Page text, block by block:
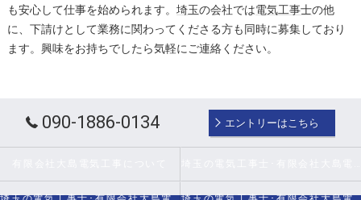
も安心して仕事を始められます。 埼玉の会社では電気工事士の他
に、下請けとして業務に関わってくださる方も同時に募集しており
ます。興味をお持ちでしたら気軽にご連絡ください。
090-1886-0134 エントリーはこちら